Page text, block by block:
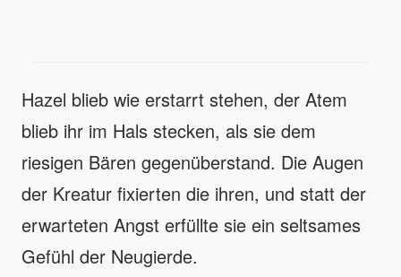
Hazel blieb wie erstarrt stehen, der Atem
blieb ihr im Hals stecken, als sie dem
riesigen Bären gegenüberstand. Die Augen
der Kreatur fixierten die ihren, und statt der
erwarteten Angst erfüllte sie ein seltsames
Gefühl der Neugierde.